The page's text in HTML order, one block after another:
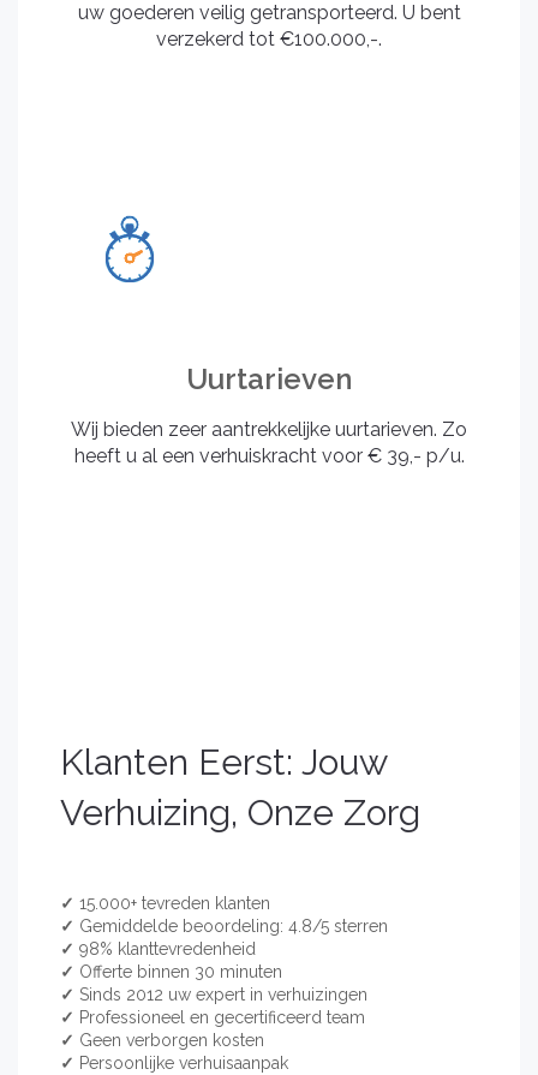
uw goederen veilig getransporteerd. U bent
verzekerd tot €100.000,-.
Uurtarieven
Wij bieden zeer aantrekkelijke uurtarieven. Zo
heeft u al een verhuiskracht voor € 39,- p/u.
Klanten Eerst: Jouw
Verhuizing, Onze Zorg
✓ 15.000+ tevreden klanten
✓ Gemiddelde beoordeling: 4.8/5 sterren
✓ 98% klanttevredenheid
✓ Offerte binnen 30 minuten
✓ Sinds 2012 uw expert in verhuizingen
✓ Professioneel en gecertificeerd team
✓ Geen verborgen kosten
✓ Persoonlijke verhuisaanpak